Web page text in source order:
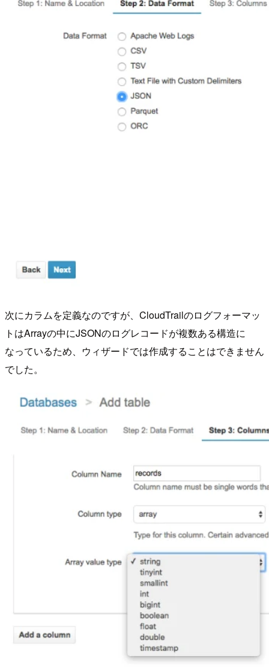
次にカラムを定義なのですが、CloudTrailのログフォーマッ
トはArrayの中にJSONのログレコードが複数ある構造に
なっているため、ウィザードでは作成することはできません
でした。